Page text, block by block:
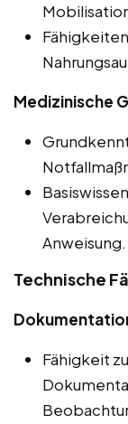
Medizinische
Anweisung.
Technische
Fähigkeit